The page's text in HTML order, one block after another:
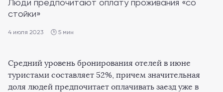
Люди предпочитают оплату проживания «со
стойки»
4 июля 2023 🕒 5 мин
Средний уровень бронирования отелей в июне
туристами составляет 52%, причем значительная
доля людей предпочитает оплачивать заезд уже в